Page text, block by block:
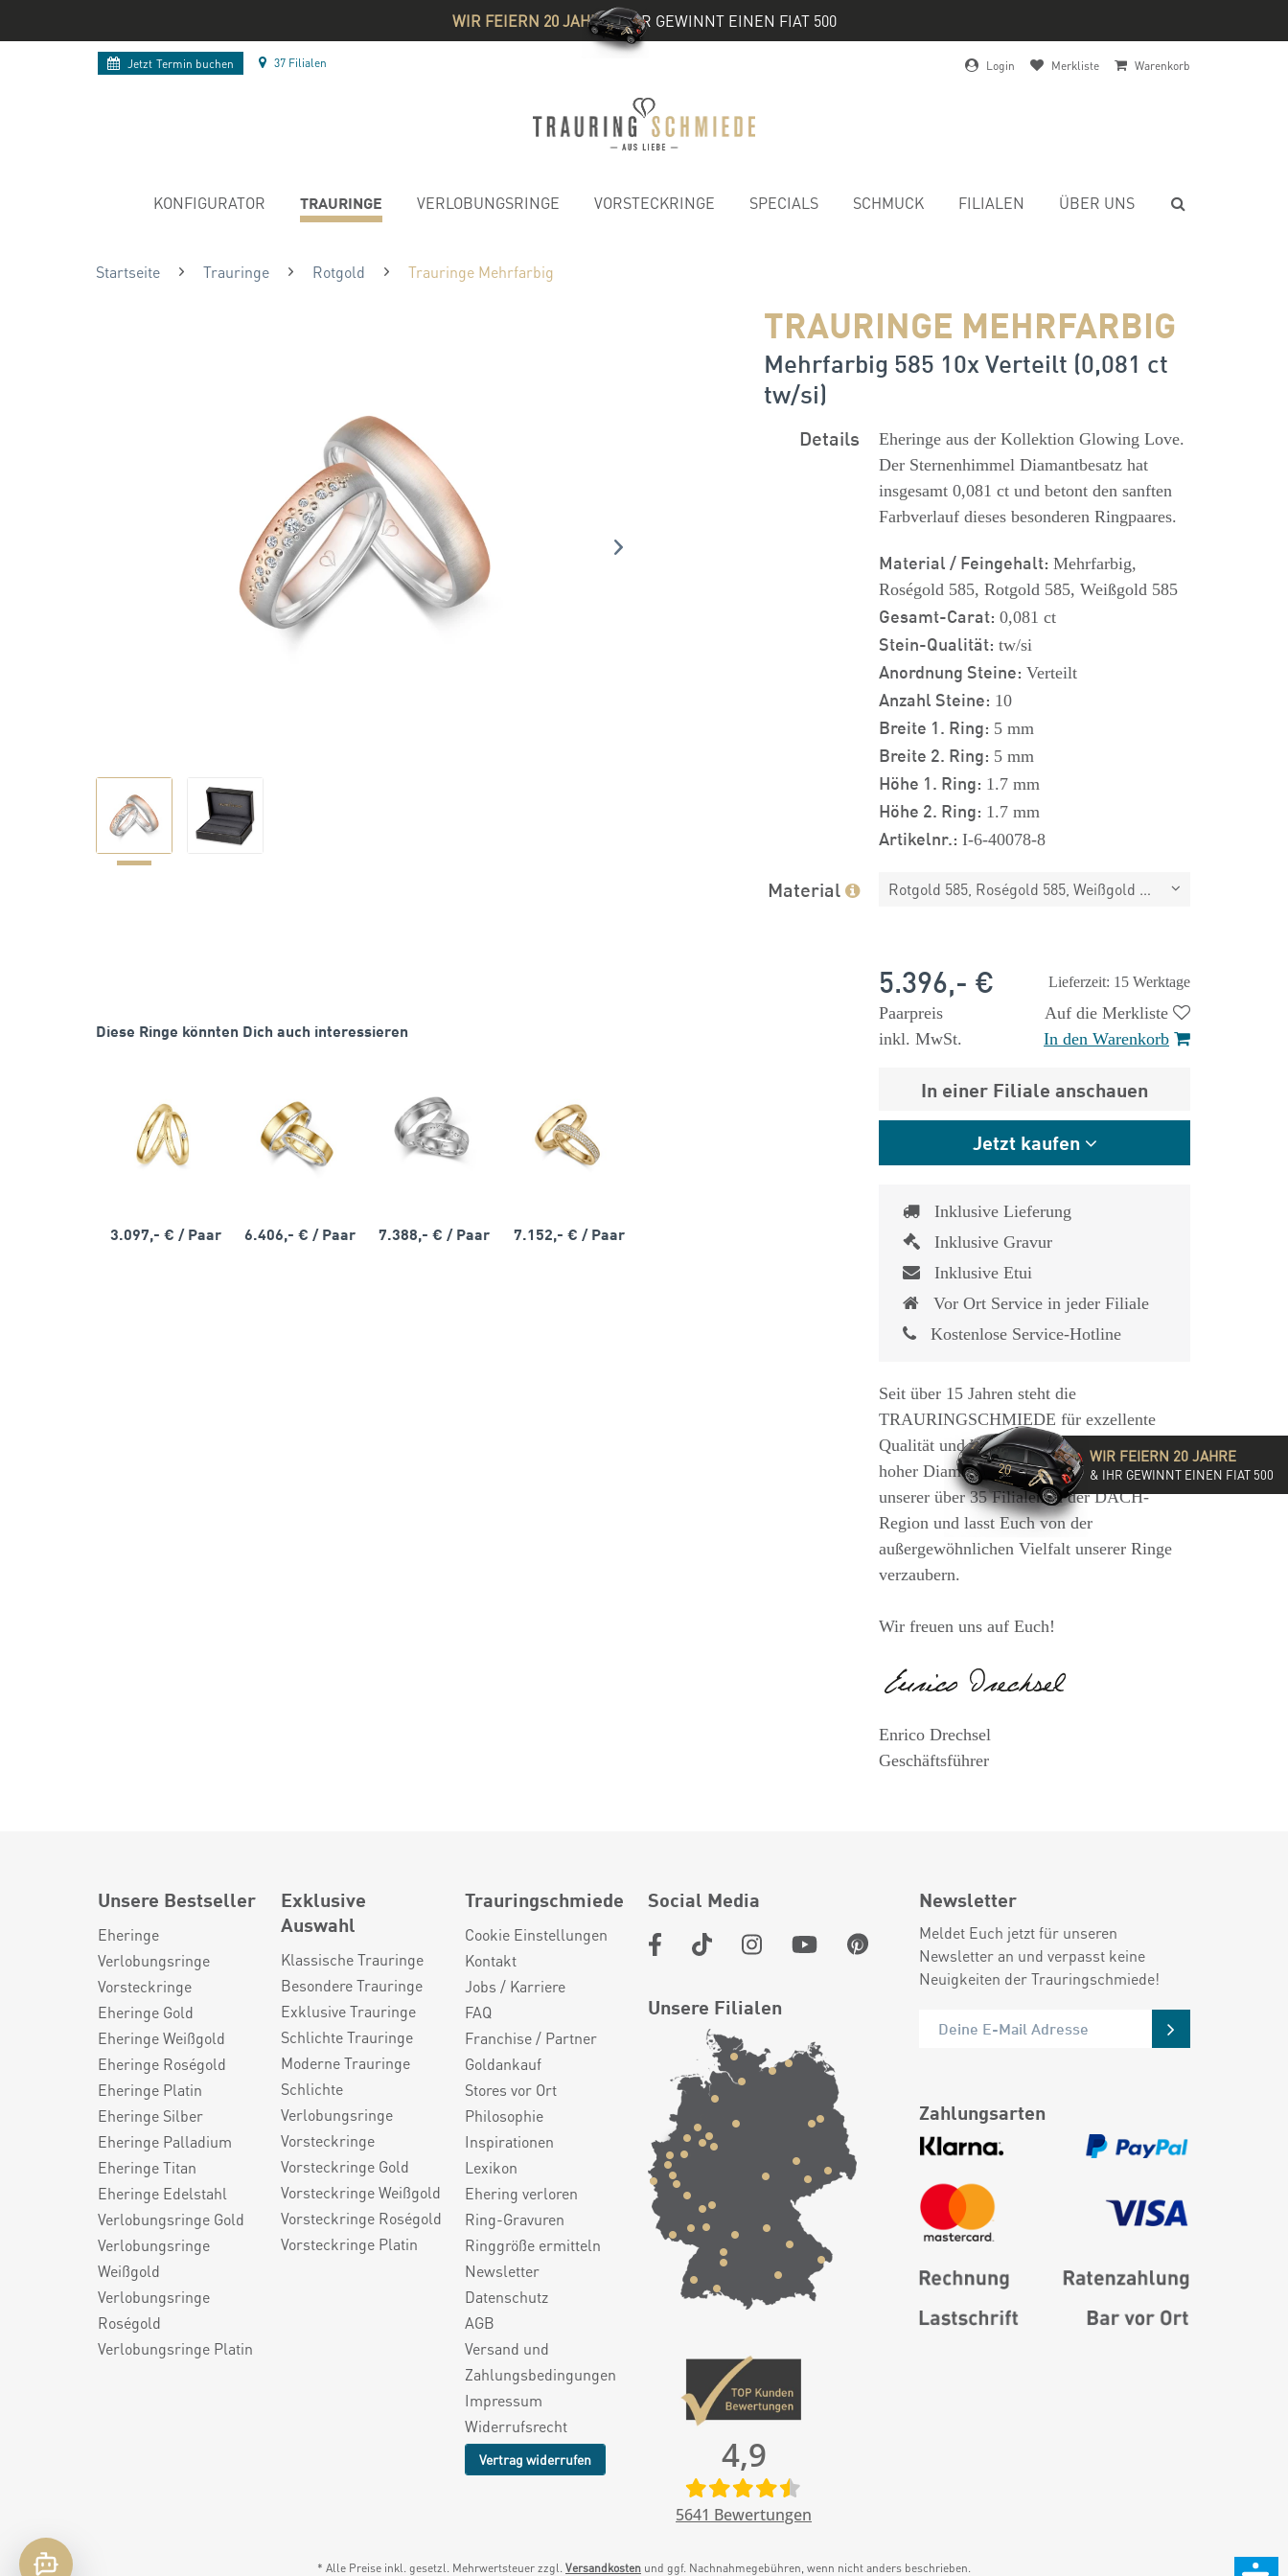
WIR FEIERN 20 JAHRE& IHR GEWINNT EINEN FIAT 500
Jetzt Termin buchen 37 Filialen Login Merkliste Warenkorb
KONFIGURATOR TRAURINGE VERLOBUNGSRINGE VORSTECKRINGE SPECIALS SCHMUCK FILIALEN ÜBER UNS
Startseite Trauringe Rotgold Trauringe Mehrfarbig
TRAURINGE MEHRFARBIG
Mehrfarbig 585 10x Verteilt (0,081 ct
tw/si)
Diese Ringe könnten Dich auch interessieren
3.097,- € / Paar 6.406,- €/ Paar 7.388,- €/ Paar 7.152,- € / Paar
Details
Eheringe aus der Kollektion Glowing Love.
Der Sternenhimmel Diamantbesatz hat
insgesamt 0,081 ct und betont den sanften
Farbverlauf dieses besonderen Ringpaares.
Material / Feingehalt: Mehrfarbig,
Roségold 585, Rotgold 585, Weißgold 585
Gesamt-Carat: 0,081 ct
Stein-Qualität: tw/si
Anordnung Steine: Verteilt
Anzahl Steine: 10
Breite 1. Ring: 5 mm
Breite 2. Ring: 5 mm
Höhe 1. Ring: 1.7 mm
Höhe 2. Ring: 1.7 mm
Artikelnr.: I-6-40078-8
Material Rotgold 585, Roségold 585, Weißgold 585
Lieferzeit: 15 Werktage
5.396,- €
Paarpreis
inkl. MwSt.
Auf die Merkliste
In den Warenkorb
In einer Filiale anschauen
Jetzt kaufen
Inklusive Lieferung
Inklusive Gravur
Inklusive Etui
Vor Ort Service in jeder Filiale
Kostenlose Service-Hotline
Seit über 15 Jahren steht die
TRAURINGSCHMIEDE für exzellente
Qualität und hochwertige Beratung mit
hoher Diamantkompetenz. Besucht eine
unserer über 35 Filialen in der DACH-
Region und lasst Euch von der
außergewöhnlichen Vielfalt unserer Ringe
verzaubern.
Wir freuen uns auf Euch!
Enrico Drechsel
Geschäftsführer
Unsere Bestseller
Eheringe
Verlobungsringe
Vorsteckringe
Eheringe Gold
Eheringe Weißgold
Eheringe Roségold
Eheringe Platin
Eheringe Silber
Eheringe Palladium
Eheringe Titan
Eheringe Edelstahl
Verlobungsringe Gold
Verlobungsringe
Weißgold
Verlobungsringe
Roségold
Verlobungsringe Platin
Exklusive
Auswahl
Klassische Trauringe
Besondere Trauringe
Exklusive Trauringe
Schlichte Trauringe
Moderne Trauringe
Schlichte
Verlobungsringe
Vorsteckringe
Vorsteckringe Gold
Vorsteckringe Weißgold
Vorsteckringe Roségold
Vorsteckringe Platin
Trauringschmiede
Cookie Einstellungen
Kontakt
Jobs / Karriere
FAQ
Franchise / Partner
Goldankauf
Stores vor Ort
Philosophie
Inspirationen
Lexikon
Ehering verloren
Ring-Gravuren
Ringgröße ermitteln
Newsletter
Datenschutz
AGB
Versand und
Zahlungsbedingungen
Impressum
Widerrufsrecht
Vertrag widerrufen
Social Media
Unsere Filialen
4,9
5641 Bewertungen
Newsletter
Meldet Euch jetzt für unseren
Newsletter an und verpasst keine
Neuigkeiten der Trauringschmiede!
Zahlungsarten
* Alle Preise inkl. gesetzl. Mehrwertsteuer zzgl. Versandkosten und ggf. Nachnahmegebühren, wenn nicht anders beschrieben.
WIR FEIERN 20 JAHRE
& IHR GEWINNT EINEN FIAT 500